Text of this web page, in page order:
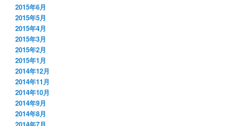
2015年6月
2015年5月
2015年4月
2015年3月
2015年2月
2015年1月
2014年12月
2014年11月
2014年10月
2014年9月
2014年8月